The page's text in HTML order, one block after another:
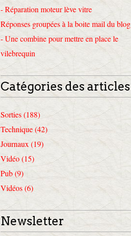
- Réparation moteur lève vitre
Réponses groupées à la boite mail du blog
- Une combine pour mettre en place le
vilebrequin
Catégories des articles
Sorties (188)
Technique (42)
Journaux (19)
Vidéo (15)
Pub (9)
Vidéos (6)
Newsletter